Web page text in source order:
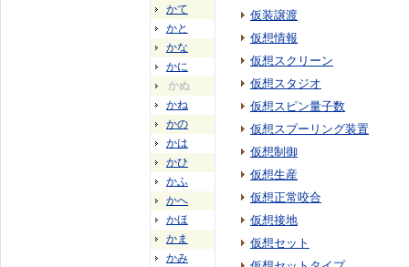
かて
かと
かな
かに
かぬ
かね
かの
かは
かひ
かふ
かへ
かほ
かま
かみ
仮装譲渡
仮想情報
仮想スクリーン
仮想スタジオ
仮想スピン量子数
仮想スプーリング装置
仮想制御
仮想生産
仮想正常咬合
仮想接地
仮想セット